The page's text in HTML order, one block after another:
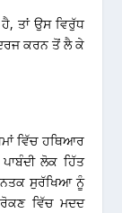
ਤਾਂ ਉਸ ਵਿਰੁੱਧ
ਦਰਜ ਕਰਨ ਤੋਂ ਲੈ ਕੇ
ਵਿੱਚ ਹਥਿਆਰ
ਲੋਕ ਹਿੱਤ
ਸੁਰੱਖਿਆ ਨੂੰ
ਵਿੱਚ ਮਦਦ